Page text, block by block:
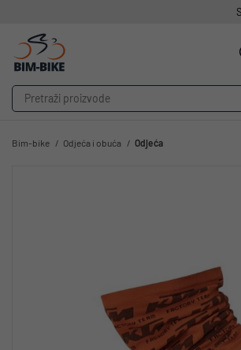
Bim-bike Odjeća i obuća Odjeća